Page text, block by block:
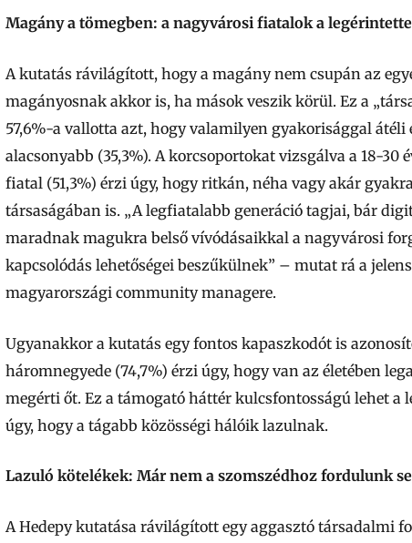
Magány a tömegben: a nagyvárosi fiatalok a
A kutatás rávilágított, hogy a magány nem csupán az
magányosnak akkor is, ha mások veszik körül. Ez a
57,6%-a vallotta azt, hogy valamilyen gyakorisággal
alacsonyabb (35,3%). A korcsoportokat vizsgálva a 18-
fiatal (51,3%) érzi úgy, hogy ritkán, néha vagy akár
társaságában is. „A legfiatalabb generáció tagjai, bár
maradnak magukra belső vívódásaikkal a nagyvárosi
kapcsolódás lehetőségei beszűkülnek” – mutat rá a
magyarországi community managere.
Ugyanakkor a kutatás egy fontos kapaszkodót is
háromnegyede (74,7%) érzi úgy, hogy van az életében
megérti őt. Ez a támogató háttér kulcsfontosságú lehet
úgy, hogy a tágabb közösségi hálóik lazulnak.
Lazuló kötelékek: Már nem a szomszédhoz fordulunk
A Hedepy kutatása rávilágított egy aggasztó társadalmi